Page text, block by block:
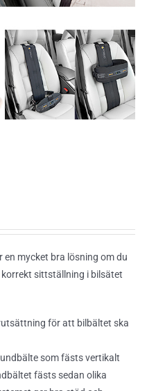
mycket bra lösning om du
sittställning i bilsätet
för att bilbältet ska
som fästs vertikalt
fästs sedan olika